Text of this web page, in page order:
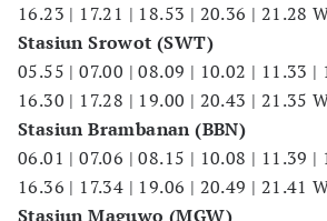
16.23 | 17.21 | 18.53 | 20.36 | 21.28
Stasiun Srowot (SWT)
05.55 | 07.00 | 08.09 | 10.02 | 11.33 |
16.30 | 17.28 | 19.00 | 20.43 | 21.35
Stasiun Brambanan (BBN)
06.01 | 07.06 | 08.15 | 10.08 | 11.39 |
16.36 | 17.34 | 19.06 | 20.49 | 21.41
Stasiun Maguwo (MGW)